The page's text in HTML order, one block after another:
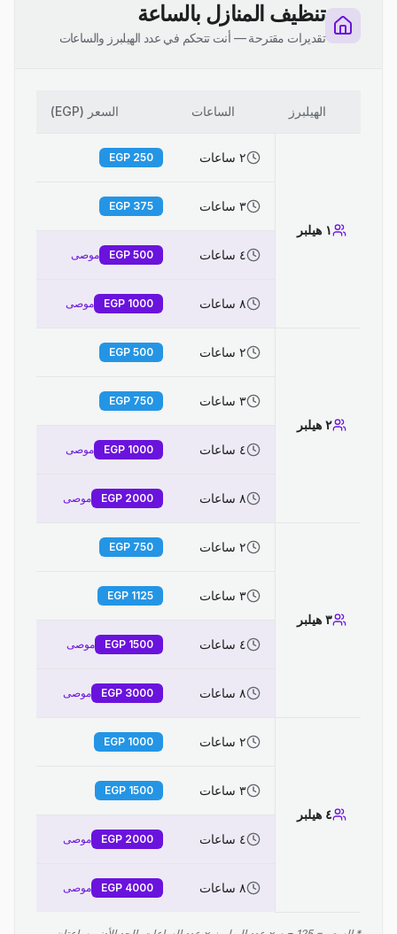
تنظيف المنازل بالساعة
تقديرات مقترحة — أنت تتحكم في عدد الهيلبرز والساعات
الهيلبرز الساعات السعر (EGP)
١ هيلبر
٢ ساعات 250
٣ ساعات 375
٤ ساعات 500 موصى
٨ ساعات 1000 موصى
٢ هيلبر
٢ ساعات 500
٣ ساعات 750
٤ ساعات 1000 موصى
٨ ساعات 2000 موصى
٣ هيلبر
٢ ساعات 750
٣ ساعات 1125
٤ ساعات 1500 موصى
٨ ساعات 3000 موصى
٤ هيلبر
٢ ساعات 1000
٣ ساعات 1500
٤ ساعات 2000 موصى
٨ ساعات 4000 موصى